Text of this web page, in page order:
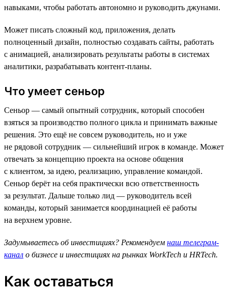
навыками, чтобы работать автономно и руководить джунами.
Может писать сложный код, приложения, делать
полноценный дизайн, полностью создавать сайты, работать
с анимацией, анализировать результаты работы в системах
аналитики, разрабатывать контент-планы.
Что умеет сеньор
Сеньор — самый опытный сотрудник, который способен
взяться за производство полного цикла и принимать важные
решения. Это ещё не совсем руководитель, но и уже
не рядовой сотрудник — сильнейший игрок в команде. Может
отвечать за концепцию проекта на основе общения
с клиентом, за идею, реализацию, управление командой.
Сеньор берёт на себя практически всю ответственность
за результат. Дальше только лид — руководитель всей
команды, который занимается координацией её работы
на верхнем уровне.
Задумываетесь об инвестициях? Рекомендуем наш телеграм-
канал о бизнесе и инвестициях на рынках WorkTech и HRTech.
Как оставаться